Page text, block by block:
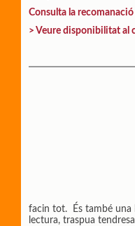
Consulta la recomanació
> Veure disponibilitat al
facin tot. És també una
lectura, traspua